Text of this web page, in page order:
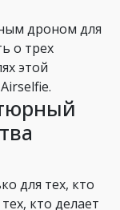
дроном для
о трех
этой
для тех, кто
кто делает